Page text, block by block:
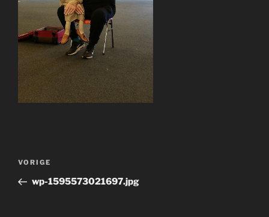
Bericht
Vorig
bericht
VORIGE
wp-1595573021697.jpg